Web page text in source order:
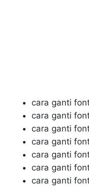
cara ganti
cara ganti
cara ganti
cara ganti
cara ganti
cara ganti
cara ganti